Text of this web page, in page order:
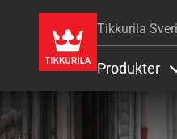
Tikkurila
Produkter